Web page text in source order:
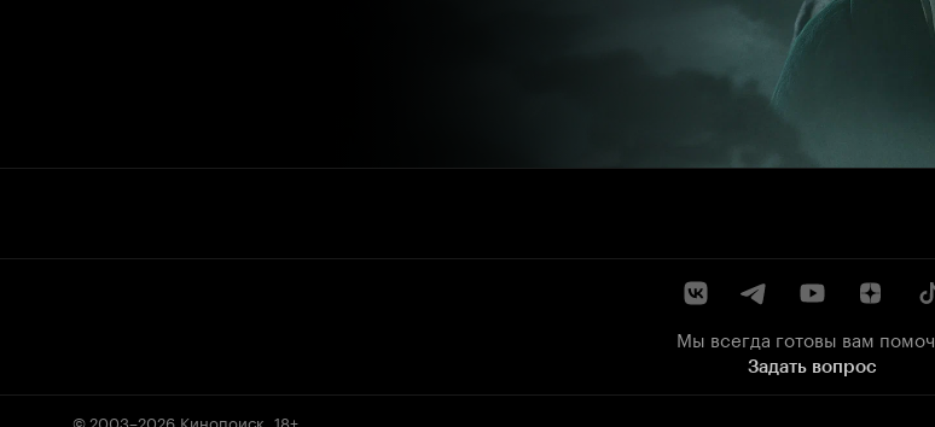
Мы всегда готовы вам
Задать вопрос
© 2003–2026 Кинопоиск 18+